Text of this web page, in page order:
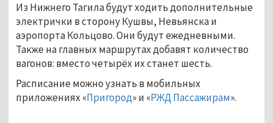
Из Нижнего Тагила будут ходить дополнительные
электрички в сторону Кушвы, Невьянска и
аэропорта Кольцово. Они будут ежедневными.
Также на главных маршрутах добавят количество
вагонов: вместо четырёх их станет шесть.
Расписание можно узнать в мобильных
приложениях «Пригород» и «РЖД Пассажирам».